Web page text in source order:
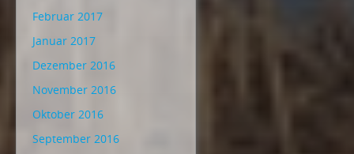
Februar 2017
Januar 2017
Dezember 2016
November 2016
Oktober 2016
September 2016